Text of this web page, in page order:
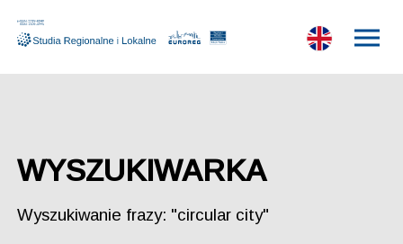
WYSZUKIWARKA
Wyszukiwanie frazy: "circular city"